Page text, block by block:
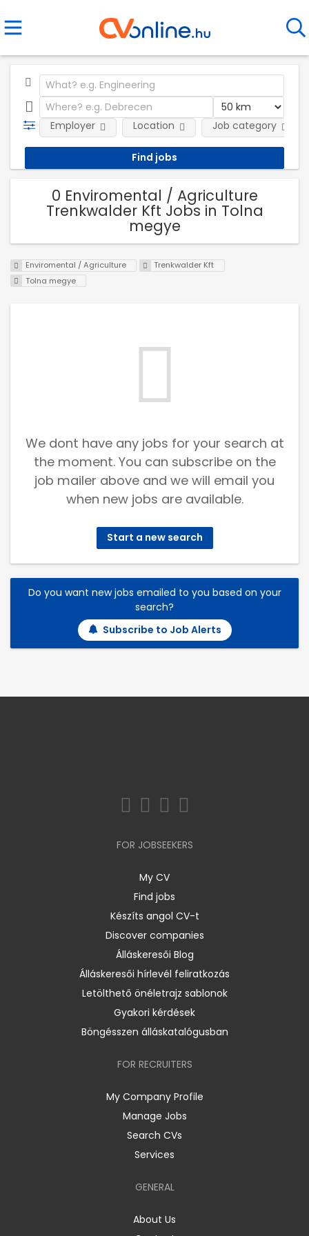
Employer Location Job category
0 Enviromental / Agriculture
Trenkwalder Kft Jobs in Tolna
megye
Enviromental / Agriculture
Trenkwalder Kft
Tolna megye
We dont have any jobs for your search at
the moment. You can subscribe on the
job mailer above and we will email you
when new jobs are available.
Start a new search
Do you want new jobs emailed to you based on your
search?
Subscribe to Job Alerts
FOR JOBSEEKERS
My CV
Find jobs
Készíts angol CV-t
Discover companies
Álláskeresői Blog
Álláskeresői hírlevél feliratkozás
Letölthető önéletrajz sablonok
Gyakori kérdések
Böngésszen álláskatalógusban
FOR RECRUITERS
My Company Profile
Manage Jobs
Search CVs
Services
GENERAL
About Us